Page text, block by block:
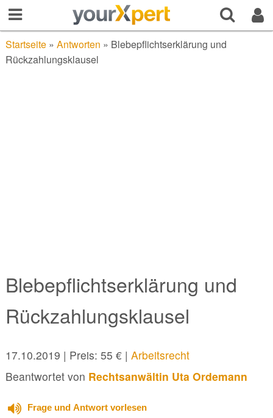
Startseite» Antworten » Blebepflichtserklärung und
Rückzahlungsklausel
Blebepflichtserklärung und
Rückzahlungsklausel
17.10.2019 | Preis: 55 € | Arbeitsrecht
Beantwortet von Rechtsanwältin Uta Ordemann
Frage und Antwort vorlesen